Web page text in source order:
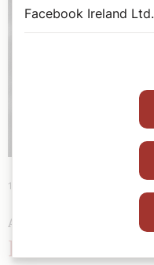
15. Mai 2025
ANEKDOTEN
No amol
Facebook Ireland Ltd.